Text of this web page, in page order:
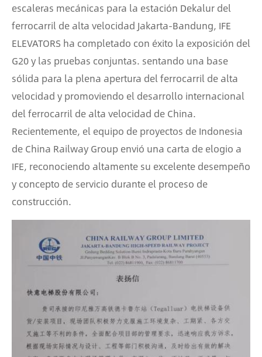
escaleras mecánicas para la estación Dekalur del
ferrocarril de alta velocidad Jakarta-Bandung, IFE
ELEVATORS ha completado con éxito la exposición del
G20 y las pruebas conjuntas. sentando una base
sólida para la plena apertura del ferrocarril de alta
velocidad y promoviendo el desarrollo internacional
del ferrocarril de alta velocidad de China.
Recientemente, el equipo de proyectos de Indonesia
de China Railway Group envió una carta de elogio a
IFE, reconociendo altamente su excelente desempeño
y concepto de servicio durante el proceso de
construcción.